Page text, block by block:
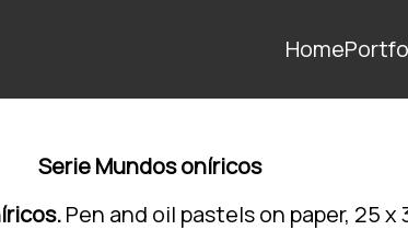
Home
Serie Mundos oníricos
Pen and oil pastels on paper, 25 x